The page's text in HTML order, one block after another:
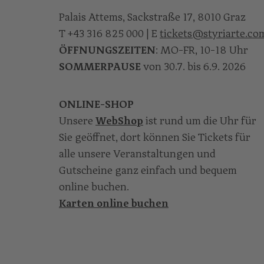
Palais Attems, Sackstraße 17, 8010 Graz
T+43 316 825 000 | E
ÖFFNUNGSZEITEN: MO-FR, 10-18 Uhr
SOMMERPAUSE von 30.7. bis 6.9. 2026
ONLINE-SHOP
Unsere WebShop ist rund um die Uhr für
Sie geöffnet, dort können Sie Tickets für
alle unsere Veranstaltungen und
Gutscheine ganz einfach und bequem
online buchen.
Karten online buchen